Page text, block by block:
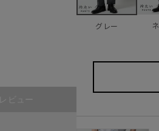
レビュー
グレー